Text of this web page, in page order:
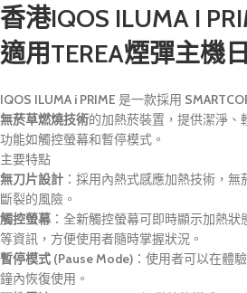
香港IQOS ILUMA I
適用TEREA煙彈主機
IQOS ILUMA i PRIME 是一款採用
無菸草燃燒技術的加熱菸裝置，提供潔淨
功能如觸控螢幕和暫停模式。
主要特點
無刀片設計 ：採用內熱式感應加熱技術，
斷裂的風險。
觸控螢幕 ：全新觸控螢幕可即時顯示加熱
等資訊，方便使用者隨時掌握狀況。
暫停模式 (Pause Mode) ：使用者可以在體
鐘內恢復使用。